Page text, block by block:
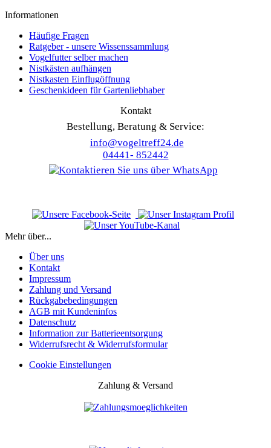
Informationen
Häufige Fragen
Ratgeber - unsere Wissenssammlung
Vogelfutter selber machen
Nistkästen aufhängen
Nistkasten Einflugöffnung
Geschenkideen für Gartenliebhaber
Kontakt
Bestellung, Beratung & Service:
info@vogeltreff24.de
04441- 852442
Mehr über...
Über uns
Kontakt
Impressum
Zahlung und Versand
Rückgabebedingungen
AGB mit Kundeninfos
Datenschutz
Information zur Batterieentsorgung
Widerrufsrecht & Widerrufsformular
Cookie Einstellungen
Zahlung & Versand